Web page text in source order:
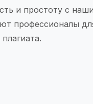
и простоту с
профессионалы